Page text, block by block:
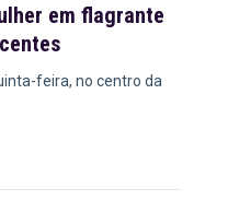
em flagrante
feira, no centro da